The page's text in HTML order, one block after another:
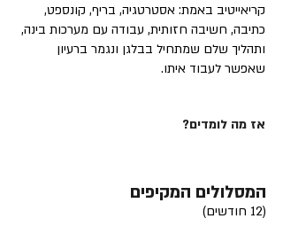
קריאייטיב באמת: אסטרטגיה, בריף, קונספט,
כתיבה, חשיבה חזותית, עבודה עם מערכות בינה,
ותהליך שלם שמתחיל בבלגן ונגמר ברעיון
שאפשר לעבוד איתו.
אז מה לומדים?
המסלולים המקיפים
(12 חודשים)